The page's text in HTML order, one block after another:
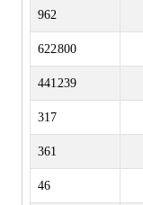
962
622,800
441,239
317
361
46